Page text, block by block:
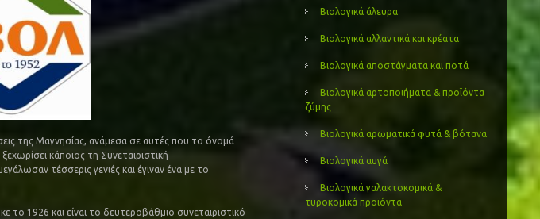
της Μαγνησίας, ανάμεσα σε αυτές που το όνομά
κάποιος τη Συνεταιριστική
τέσσερις γενιές και έγιναν ένα με το
το 1926 και είναι το δευτεροβάθμιο συνεταιριστικό
Βιολογικά άλευρα
Βιολογικά αλλαντικά και κρέατα
Βιολογικά αποστάγματα και ποτά
Βιολογικά αρτοποιήματα & προϊόντα
ζύμης
Βιολογικά αρωματικά φυτά & βότανα
Βιολογικά αυγά
Βιολογικά γαλακτοκομικά &
τυροκομικά προϊόντα